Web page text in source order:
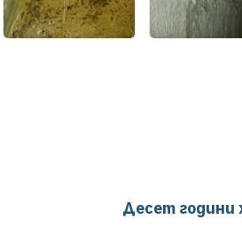
Десет години